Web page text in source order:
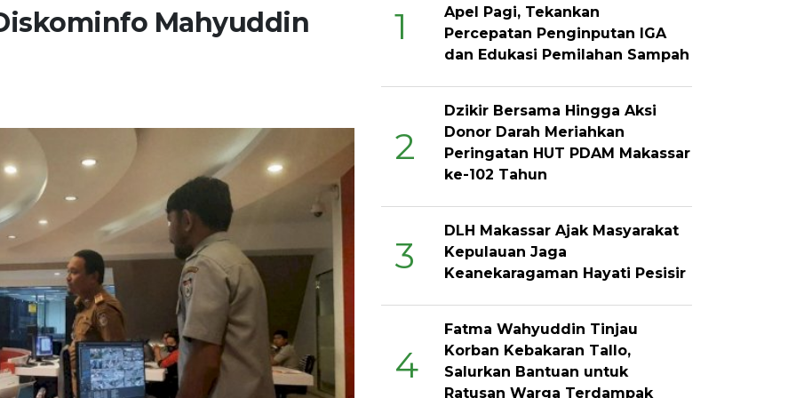
Mahyuddin 1
Apel Pagi, Tekankan
Percepatan Penginputan IGA
dan Edukasi Pemilahan Sampah
2
Dzikir Bersama Hingga Aksi
Donor Darah Meriahkan
Peringatan HUT PDAM Makassar
ke-102 Tahun
3
DLH Makassar Ajak Masyarakat
Kepulauan Jaga
Keanekaragaman Hayati Pesisir
4
Fatma Wahyuddin Tinjau
Korban Kebakaran Tallo,
Salurkan Bantuan untuk
Ratusan Warga Terdampak